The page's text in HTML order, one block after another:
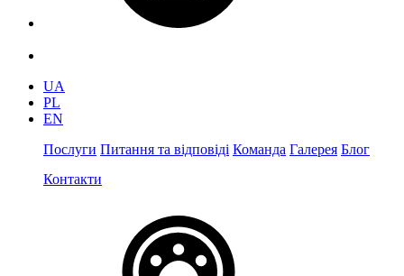
UA
PL
EN
Послуги Питання та відповіді Команда Галерея Блог
Контакти